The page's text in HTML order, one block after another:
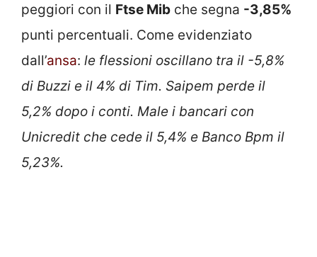
peggiori con il Ftse Mib che segna -3,85%
punti percentuali. Come evidenziato
dall’ansa: le flessioni oscillano tra il -5,8%
di Buzzi e il 4% di Tim. Saipem perde il
5,2% dopo i conti. Male i bancari con
Unicredit che cede il 5,4% e Banco Bpm il
5,23%.